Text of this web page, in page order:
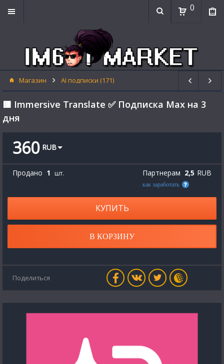
0
Магазин AI подписки (171)
🟥 Immersive Translate ✅ Подписка Max на 3
дня
360 RUB
Продано 1 шт. Партнерам 2,5 RUB
как заработать
КУПИТЬ
В КОРЗИНУ
Поделиться